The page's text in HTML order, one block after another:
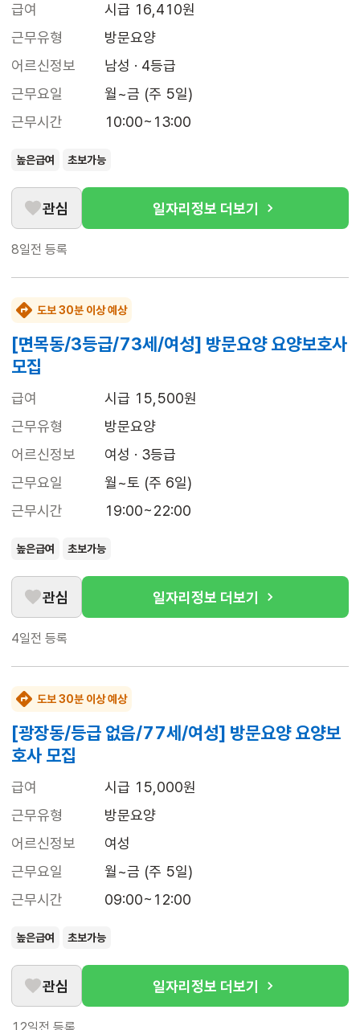
급여
시급 16,410원
근무유형
방문요양
어르신정보
남성 · 4등급
근무요일
월~금 (주 5일)
근무시간
10:00~13:00
높은급여 초보가능
관심 일자리정보 더보기
8일전 등록
도보 30분 이상 예상
[면목동/3등급/73세/여성] 방문요양 요양보호사
모집
급여
시급 15,500원
근무유형
방문요양
어르신정보
여성 · 3등급
근무요일
월~토 (주 6일)
근무시간
19:00~22:00
높은급여 초보가능
관심 일자리정보 더보기
4일전 등록
도보 30분 이상 예상
[광장동/등급 없음/77세/여성] 방문요양 요양보
호사 모집
급여
시급 15,000원
근무유형
방문요양
어르신정보
여성
근무요일
월~금 (주 5일)
근무시간
09:00~12:00
높은급여 초보가능
관심 일자리정보 더보기